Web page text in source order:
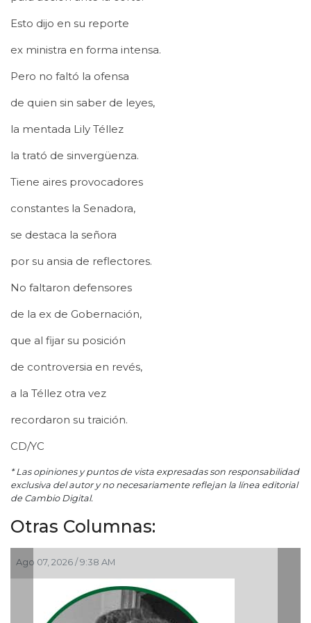
Esto dijo en su reporte
ex ministra en forma intensa.
Pero no faltó la ofensa
de quien sin saber de leyes,
la mentada Lily Téllez
la trató de sinvergüenza.
Tiene aires provocadores
constantes la Senadora,
se destaca la señora
por su ansia de reflectores.
No faltaron defensores
de la ex de Gobernación,
que al fijar su posición
de controversia en revés,
a la Téllez otra vez
recordaron su traición.
CD/YC
* Las opiniones y puntos de vista expresadas son responsabilidad
exclusiva del autor y no necesariamente reflejan la línea editorial
de Cambio Digital.
Otras Columnas:
Ago 07, 2026 / 9:38 AM